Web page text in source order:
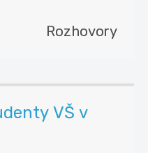
Rozhovory
VŠ v